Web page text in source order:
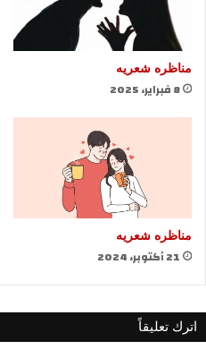
مناظره شعريه
8 فبراير، 2025
مناظره شعريه
21 أكتوبر، 2024
اترك تعليقاً